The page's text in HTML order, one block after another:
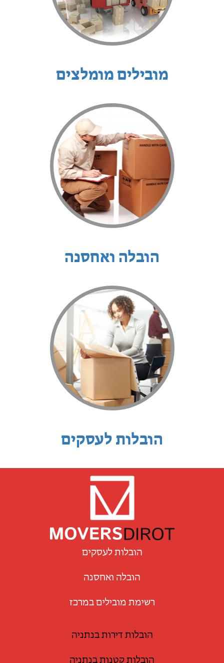
מובילים מומלצים
הובלה ואחסנה
הובלות לעסקים
הובלות לעסקים
הובלה ואחסנה
רשימת מובילים במרכז
הובלות דירות בנתניה
הובלות קטנות בנתניה